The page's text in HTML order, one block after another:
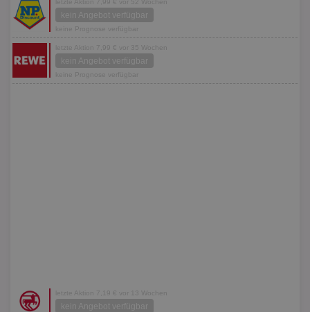
letzte Aktion 7,99 € vor 52 Wochen
kein Angebot verfügbar
keine Prognose verfügbar
letzte Aktion 7,99 € vor 35 Wochen
kein Angebot verfügbar
keine Prognose verfügbar
letzte Aktion 7,19 € vor 13 Wochen
kein Angebot verfügbar